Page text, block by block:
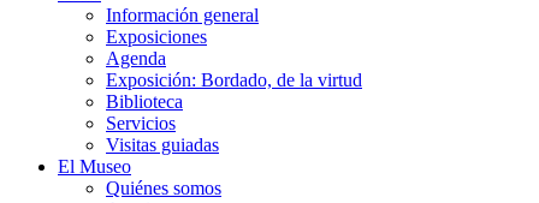
Información general
Exposiciones
Agenda
Exposición: Bordado, de la virtud
Biblioteca
Servicios
Visitas guiadas
El Museo
Quiénes somos